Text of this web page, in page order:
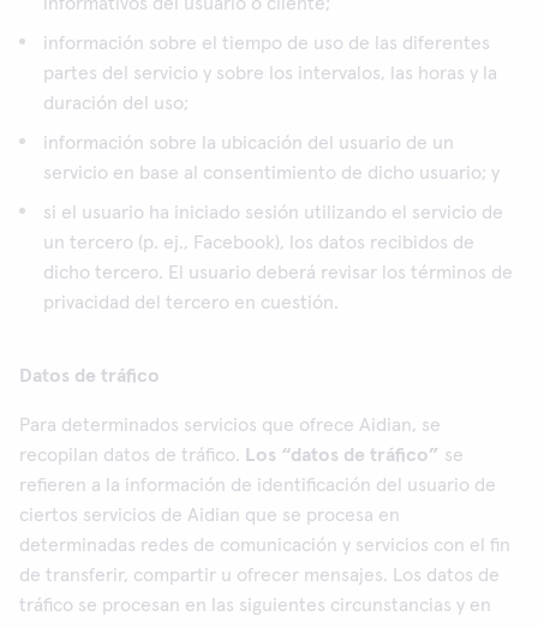
información sobre el tiempo de uso de las diferentes
partes del servicio y sobre los intervalos, las horas y la
duración del uso;
información sobre la ubicación del usuario de un
servicio en base al consentimiento de dicho usuario; y
si el usuario ha iniciado sesión utilizando el servicio de
un tercero (p. ej., Facebook), los datos recibidos de
dicho tercero. El usuario deberá revisar los términos de
privacidad del tercero en cuestión.
Datos de tráfico
Para determinados servicios que ofrece Aidian, se
recopilan datos de tráfico. Los “datos de tráfico” se
refieren a la información de identificación del usuario de
ciertos servicios de Aidian que se procesa en
determinadas redes de comunicación y servicios con el fin
de transferir, compartir u ofrecer mensajes. Los datos de
tráfico se procesan en las siguientes circunstancias y en